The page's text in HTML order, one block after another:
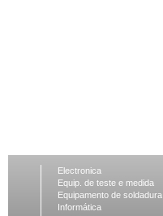
Electronica
Equip. de teste e medida
Equipamento de soldadura
Informática